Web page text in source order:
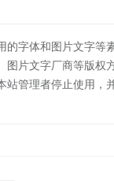
的字体和图片文字等
图片文字厂商等版权
站管理者停止使用